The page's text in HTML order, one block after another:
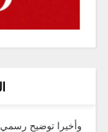
وأخيرا توضيح